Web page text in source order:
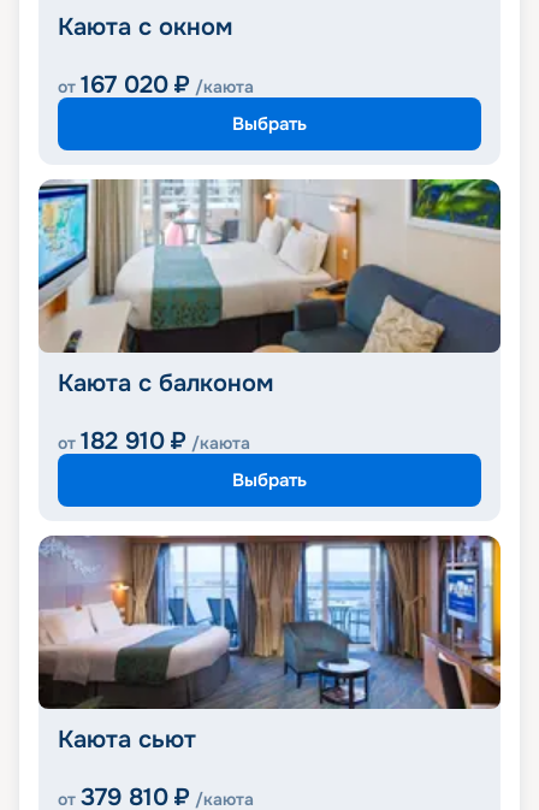
Каюта с окном
от 167 020 ₽ /каюта
Выбрать
Каюта с балконом
от 182 910 ₽ /каюта
Выбрать
Каюта сьют
от 379 810 ₽ /каюта